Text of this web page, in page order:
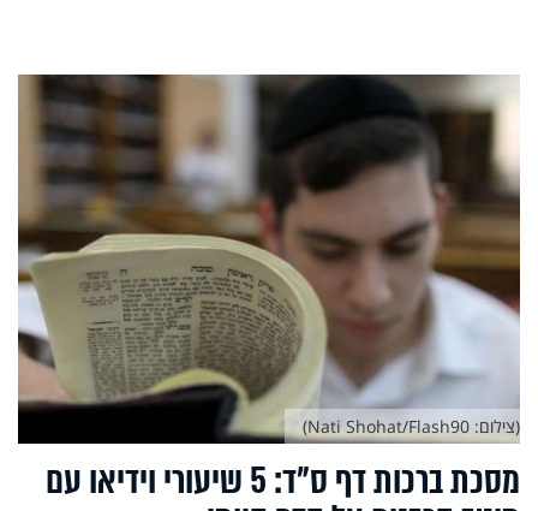
מסכת ברכות דף ס"ד: 5 שיעורי וידיאו עם
(צילום: Nati Shohat/Flash90)